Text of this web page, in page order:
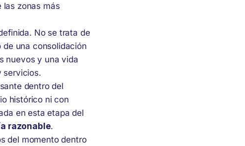
las zonas más
No se trata de
de una consolidación
nuevos y una vida
servicios.
dentro del
histórico ni con
en esta etapa del
razonable.
del momento dentro